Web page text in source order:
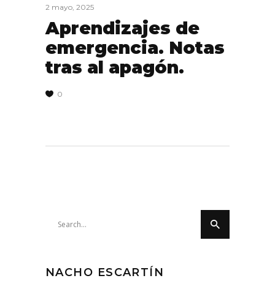
2 mayo, 2025
Aprendizajes de
emergencia. Notas
tras al apagón.
0
NACHO ESCARTÍN